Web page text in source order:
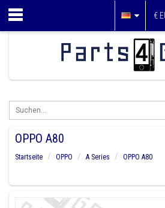
€
OPPO A80
Startseite OPPO A Series
OPPO A80